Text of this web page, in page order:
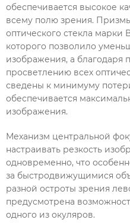
обеспечивается высокое
всему полю зрения.
оптического стекла марки
которого позволило
изображения, а благодаря
просветлению всех
сведены к минимуму
обеспечивается
изображения.
Механизм центральной
настраивать резкость
одновременно, что
за быстродвижущимися
разной остроты зрения
предусмотрена
одного из окуляров.